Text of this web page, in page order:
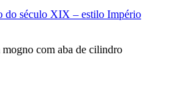
do século XIX – estilo Império